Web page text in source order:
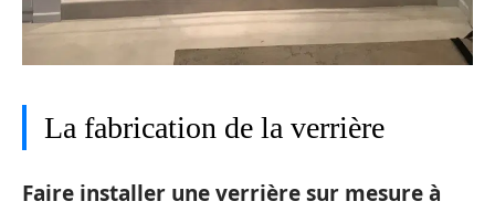
La fabrication de la verrière
Faire installer une verrière sur mesure à